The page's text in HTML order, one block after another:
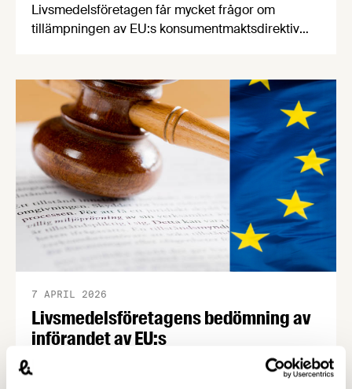
Livsmedelsföretagen får mycket frågor om
tillämpningen av EU:s konsumentmaktsdirektiv
bedömning av tillämpningen av direktivet som vi
publicerade i april i år. Konsumentmaktsdirektivet
(ECGT) är ett EU-direktiv som ska göra det lättare
för konsumenter att fatta hållbara och …
Livsmedelsföretagens bedömning av
införandet av EU:s
Livsmedelsföretagen
7 APRIL 2026